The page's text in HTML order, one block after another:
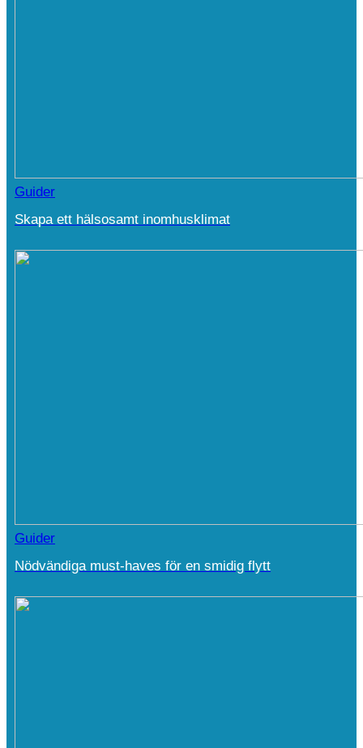
Guider
Skapa ett hälsosamt inomhusklimat
Guider
Nödvändiga must-haves för en smidig flytt